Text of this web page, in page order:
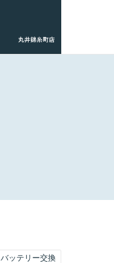
バッテリー交換